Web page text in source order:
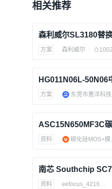
相关推荐
方案 森利威尔 1002
方案
ASC15N650MF3C
资料 碳化
资料 eefocus_4216533